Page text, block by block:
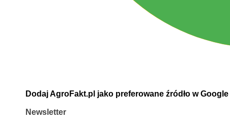
Dodaj AgroFakt.pl jako preferowane źródło w Google
Newsletter